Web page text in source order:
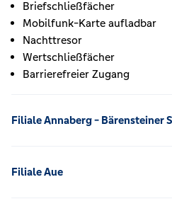
Briefschließfächer
Mobilfunk-Karte aufladbar
Nachttresor
Wertschließfächer
Barrierefreier Zugang
Filiale Annaberg - Bärensteiner
Filiale Aue